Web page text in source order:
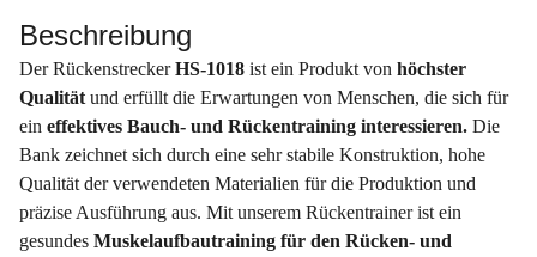
Beschreibung
Der RückenstreckerHS-1018 ist ein Produkt von höchster
Qualität und erfüllt die Erwartungen von Menschen, die sich für
ein effektives Bauch- und Rückentraining interessieren. Die
Bank zeichnet sich durch eine sehr stabile Konstruktion, hohe
Qualität der verwendeten Materialien für die Produktion und
präzise Ausführung aus. Mit unserem Rückentrainer ist ein
gesundes Muskelaufbautraining für den Rücken- und